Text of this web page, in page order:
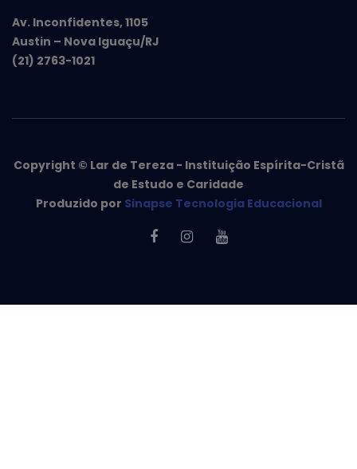
Av. Inconfidentes, 1105
Austin – Nova Iguaçu/RJ
(21) 2763-1021
Copyright © Lar de Tereza - Instituição Espírita-Cristã
de Estudo e Caridade
Produzido por Sinapse Tecnologia Educacional